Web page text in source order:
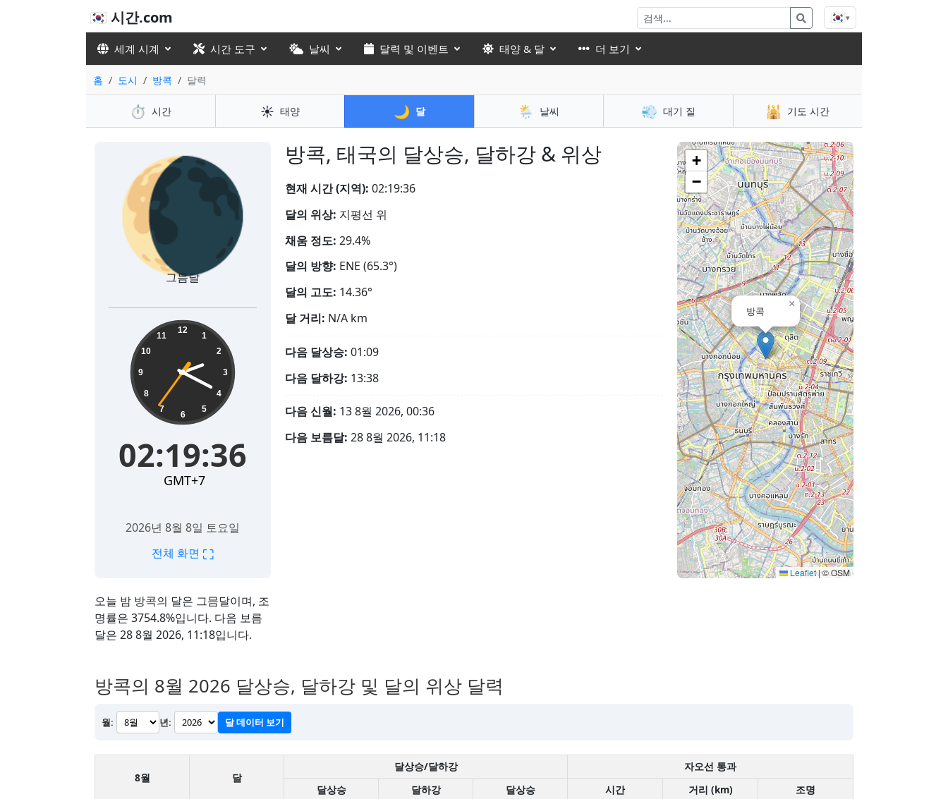
🇰🇷 시간.com 🇰🇷▾
세계 시계 시간 도구 날씨 달력 및 이벤트 태양 & 달 더 보기
홈 도시 방콕 달력
⏱️ 시간 ☀️ 태양 🌙 달 🌦️ 날씨 💨 대기 질 🕌 기도 시간
방콕, 태국의 달상승, 달하강 & 위상
오늘 밤 방콕의 달은 그믐달이며, 조
명률은 3754.8%입니다. 다음 보름
달은 28 8월 2026, 11:18입니다.
🌘
그믐달
02:19:37 12
1
2
3
4
5
6
7
8
9
10
11
02:19:37
GMT+7
2026년 8월 8일 토요일
전체 화면 ⛶
현재 시간 (지역): 02:19:37
달의 위상: 지평선 위
채움 정도: 29.4%
달의 방향: ENE (65.3°)
달의 고도: 14.36°
달 거리: N/A km
다음 달상승: 01:09
다음 달하강: 13:38
다음 신월: 13 8월 2026, 00:36
다음 보름달: 28 8월 2026, 11:18
방콕
×
+
−
Leaflet|© OSM
방콕의 8월 2026 달상승, 달하강 및 달의 위상 달력
월: 년: 달 데이터 보기
8월 달
달상승/달하강
자오선 통과
달상승
달하강 달상승 시간 거리 (km)
조명